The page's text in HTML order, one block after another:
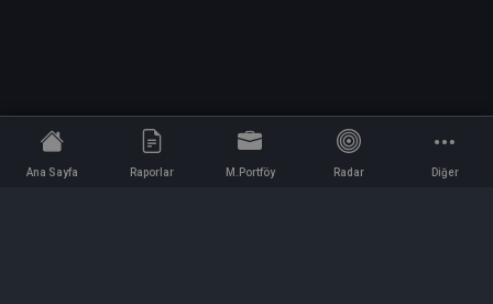
Ana Sayfa Raporlar M.Portföy Radar Diğer